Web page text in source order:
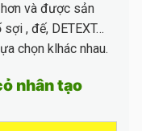
và được sản
, đế, DETEXT…
chọn klhác nhau.
nhân tạo